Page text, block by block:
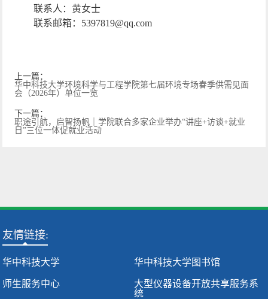
联系人：黄女士
联系邮箱： 5397819@qq.com
上一篇：
华中科技大学环境科学与工程学院第七届环境专场春季供需见面
会（2026年）单位一览
下一篇：
职途引航，启智扬帆｜学院联合多家企业举办“讲座+访谈+就业
日”三位一体促就业活动
友情链接:
华中科技大学 华中科技大学图书馆
师生服务中心
大型仪器设备开放共享服务系
统